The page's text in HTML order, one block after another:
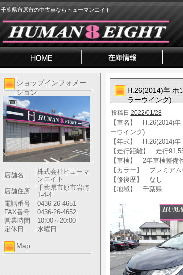
千葉県市原市の中古車ならヒューマンエイト
ショップインフォメー
ション
店舗名
株式会社ヒューマ
ンエイト
店舗住所
千葉県市原市岩崎
1-4-4
電話番号
0436-26-4651
FAX番号
0436-26-4652
営業時間
10:00～20:00
定休日
水曜日
Map
H.26(2014)年 ホ
ラーウイング)
投稿日 2022/01/28
【車名】 H.26(2014)
ーウイング)
【年式】 H.26(2014)年
【走行距離】 走行
【車検】 2年車検整備
【カラー】 プレミア
【修復歴】 なし
【地域】 千葉県